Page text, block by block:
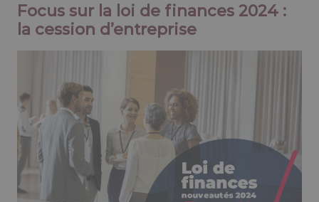
Focus sur la loi de finances 2024 :
la cession d’entreprise